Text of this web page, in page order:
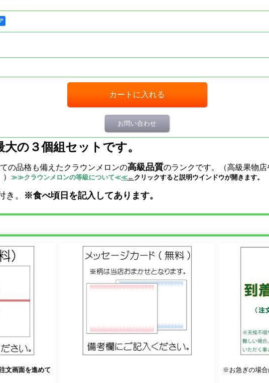
お問い合わせ
の３個組セットです。
の品格も備えたクラウンメロンの高級品質のラ ンクです。（高級果物
≫≫クラウンメロンの等級について≪≪← クリックすると説明ウインドウが開きます。
き。 ※食べ頃日を記入してあります。
文画面を進めて
※お急ぎの場合